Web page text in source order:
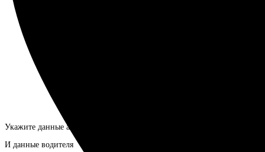
Укажите данные авто
И данные водителя